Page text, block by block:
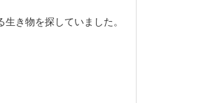
き物を探していました。